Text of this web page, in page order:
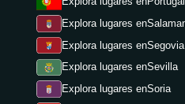
Explora lugares en
Explora lugares enSegovia
Explora lugares enSevilla
Explora lugares enSoria